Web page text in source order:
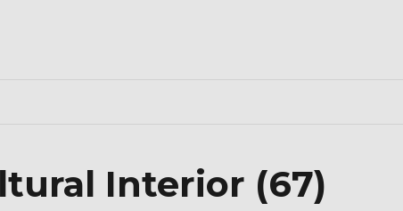
Interior (67)